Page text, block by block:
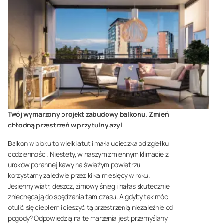
Twój wymarzony projekt zabudowy balkonu. Zmień
chłodną przestrzeń w przytulny azyl
Balkon w bloku to wielki atut i mała ucieczka od zgiełku
codzienności. Niestety, w naszym zmiennym klimacie z
uroków porannej kawy na świeżym powietrzu
korzystamy zaledwie przez kilka miesięcy w roku.
Jesienny wiatr, deszcz, zimowy śnieg i hałas skutecznie
zniechęcają do spędzania tam czasu. A gdyby tak móc
otulić się ciepłem i cieszyć tą przestrzenią niezależnie od
pogody? Odpowiedzią na te marzenia jest przemyślany